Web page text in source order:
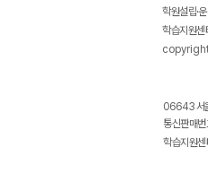
학원설립·
학습지원
06643 서
통신판매
학습지원